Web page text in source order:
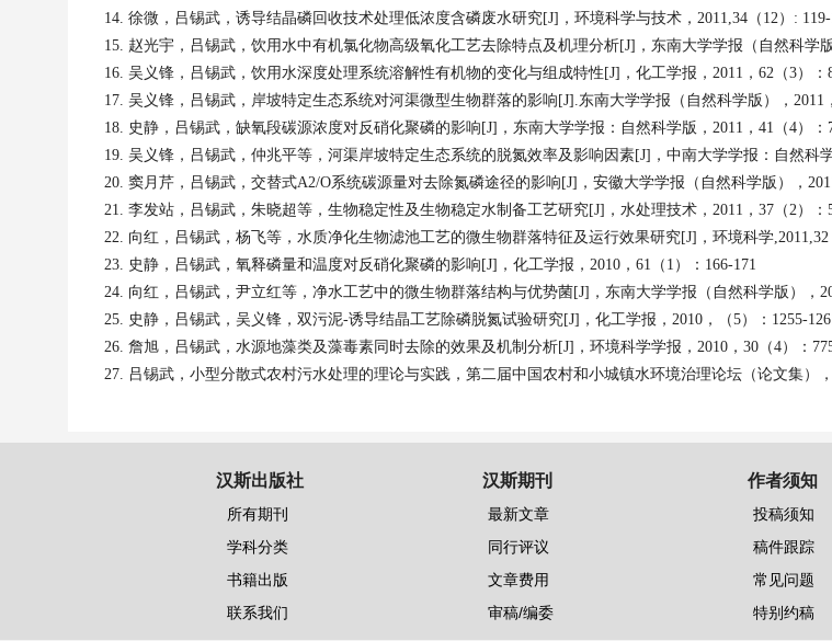
徐微 ， 吕锡武 ， 诱导结晶磷回收技术处理低浓度含磷废水研究[J]， 环境科学与技术 ，2011,34（12）:
赵光宇 ， 吕锡武 ， 饮用水中有机氯化物高级氧化工艺去除特点及机理分析[J]， 东南大学学报（自然科学版
吴义锋 ， 吕锡武 ， 饮用水深度处理系统溶解性有机物的变化与组成特性 [J]， 化工学报 ，2011，62（3）：
吴义锋 ， 吕锡武 ， 岸坡特定生态系统对河渠微型生物群落的影响 [J].东南大学学报（自然科学版）
，
史静 ， 吕锡武 ， 缺氧段碳源浓度对反硝化聚磷的影响 [J]， 东南大学学报：自然科学版 ，2011，41（4）：
吴义锋 ， 吕锡武 ， 仲兆平等 ， 河渠岸坡特定生态系统的脱氮效率及影响因素[J]， 中南大学学报：自然科
窦月芹 ， 吕锡武 ， 交替式A2/O系统碳源量对去除氮磷途径的影响 [J]， 安徽大学学报（自然科学版）
，
李发站 ， 吕锡武 ， 朱晓超等 ， 生物稳定性及生物稳定水制备工艺研究[J]， 水处理技术 ，2011，37（2）
向红 ， 吕锡武 ， 杨飞等 ， 水质净化生物滤池工艺的微生物群落特征及运行效果研究[J]， 环境科学
史静 ， 吕锡武 ， 氧释磷量和温度对反硝化聚磷的影响 [J]， 化工学报 ，2010，61（1）：166-171
向红 ， 吕锡武 ， 尹立红等 ， 净水工艺中的微生物群落结构与优势菌[J]， 东南大学学报（自然科学版）
，
史静 ， 吕锡武 ， 吴义锋 ， 双污泥-诱导结晶工艺除磷脱氮试验研究[J]， 化工学报 ，2010，（5）：1255-
詹旭 ， 吕锡武 ， 水源地藻类及藻毒素同时去除的效果及机制分析[J]， 环境科学学报 ，2010，30（4）：
吕锡武 ， 小型分散式农村污水处理的理论与实践，第二届中国农村和小城镇水环境治理论坛（论文集），
汉斯出版社
所有期刊
学科分类
书籍出版
联系我们
汉斯期刊
最新文章
同行评议
文章费用
审稿/编委
作者须知
投稿须知
稿件跟踪
常见问题
特别约稿